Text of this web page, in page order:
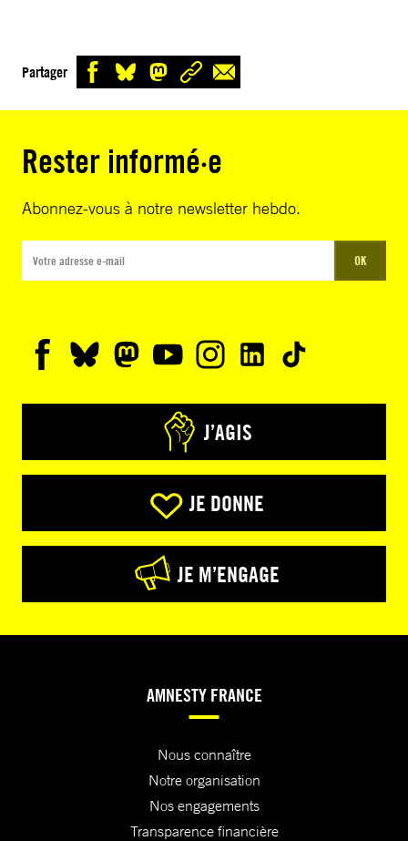
Partager
Rester informé·e
Abonnez-vous à notre newsletter hebdo.
OK
J’AGIS
JE DONNE
JE M’ENGAGE
AMNESTY FRANCE
Nous connaître
Notre organisation
Nos engagements
Transparence financière